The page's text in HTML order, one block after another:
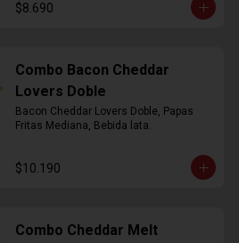
$8.690
Combo Bacon Cheddar
Lovers Doble
Bacon Cheddar Lovers Doble, Papas
Fritas Mediana, Bebida lata.
$10.190
Combo Cheddar Melt